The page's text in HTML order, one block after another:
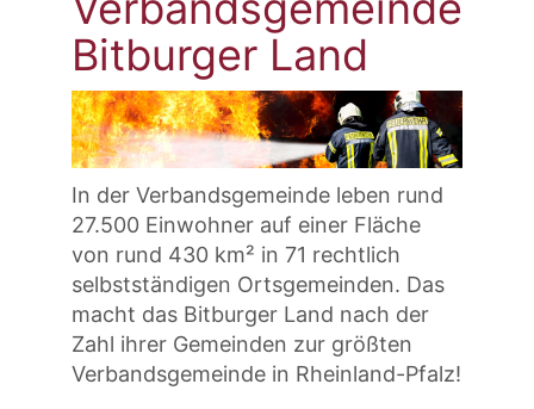
Bitburger Land
In der Verbandsgemeinde leben rund
27.500 Einwohner auf einer Fläche
von rund 430 km² in 71 rechtlich
selbstständigen Ortsgemeinden. Das
macht das Bitburger Land nach der
Zahl ihrer Gemeinden zur größten
Verbandsgemeinde in Rheinland-Pfalz!